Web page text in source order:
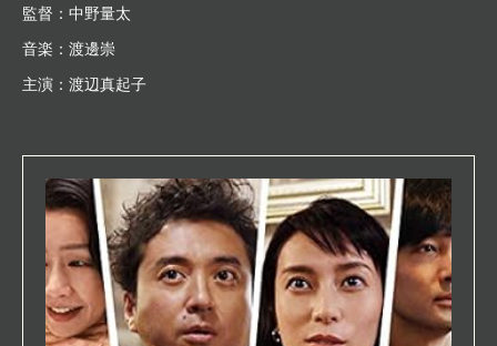
監督：中野量太
音楽：渡邊崇
主演：渡辺真起子